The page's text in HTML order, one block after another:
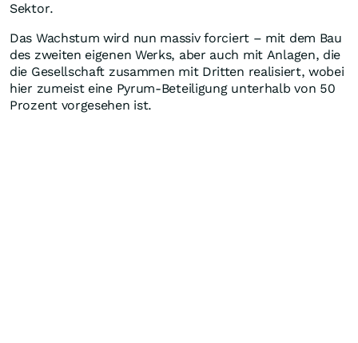
Sektor.
Das Wachstum wird nun massiv forciert – mit dem Bau
des zweiten eigenen Werks, aber auch mit Anlagen, die
die Gesellschaft zusammen mit Dritten realisiert, wobei
hier zumeist eine Pyrum-Beteiligung unterhalb von 50
Prozent vorgesehen ist.